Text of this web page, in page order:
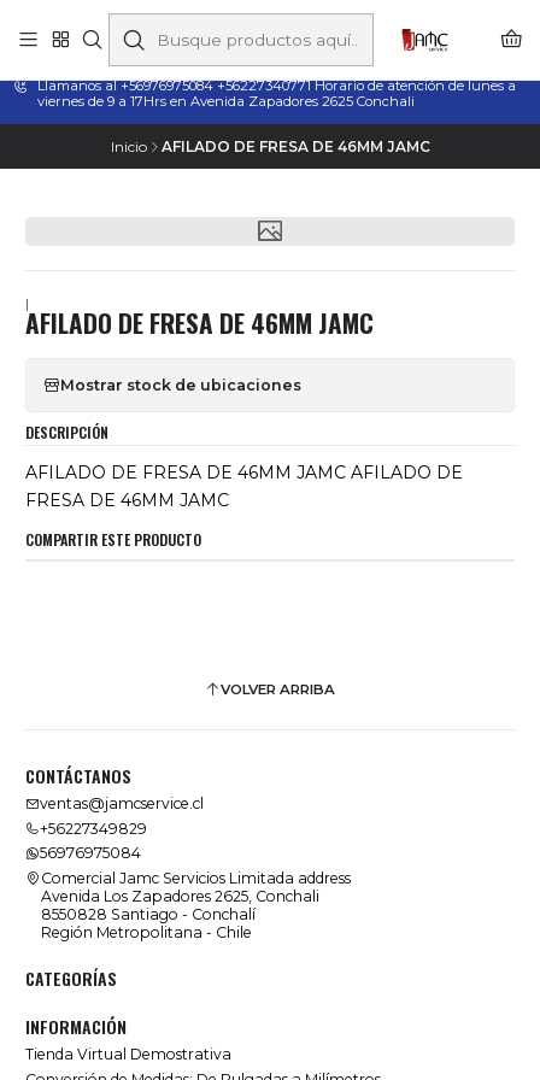
Taladros Magnéticos en Chile | Venta, Arriendo y Servicio
Técnico
Llamanos al +56976975084 +56227340771 Horario de atención de lunes a
viernes de 9 a 17Hrs en Avenida Zapadores 2625 Conchali
Inicio AFILADO DE FRESA DE 46MM JAMC
|
AFILADO DE FRESA DE 46MM JAMC
Mostrar stock de ubicaciones
DESCRIPCIÓN
AFILADO DE FRESA DE 46MM JAMC AFILADO DE
FRESA DE 46MM JAMC
COMPARTIR ESTE PRODUCTO
VOLVER ARRIBA
CONTÁCTANOS
ventas@jamcservice.cl
+56227349829
56976975084
Comercial Jamc Servicios Limitada address
Avenida Los Zapadores 2625, Conchali
8550828 Santiago - Conchalí
Región Metropolitana - Chile
CATEGORÍAS
INFORMACIÓN
Tienda Virtual Demostrativa